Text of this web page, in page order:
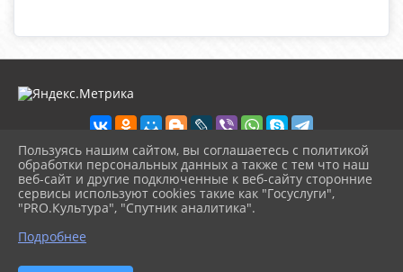
2026 г. detbibl-novomih.ru
Вход
Карта сайта
Политика обработки персональных данных
Сделано на KubCMS
Пользуясь нашим сайтом, вы соглашаетесь с политикой
обработки персональных данных а также с тем что наш
веб-сайт и другие подключенные к веб-сайту сторонние
сервисы используют cookies такие как "Госуслуги",
"PRO.Культура", "Спутник аналитика".
Подробнее